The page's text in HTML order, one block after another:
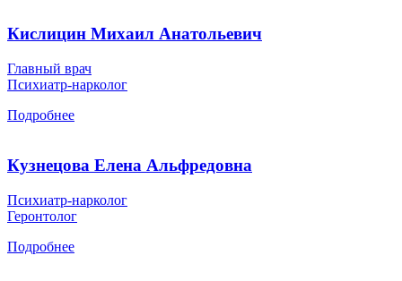
Кислицин Михаил Анатольевич
Главный врач
Психиатр-нарколог
Подробнее
Кузнецова Елена Альфредовна
Психиатр-нарколог
Геронтолог
Подробнее